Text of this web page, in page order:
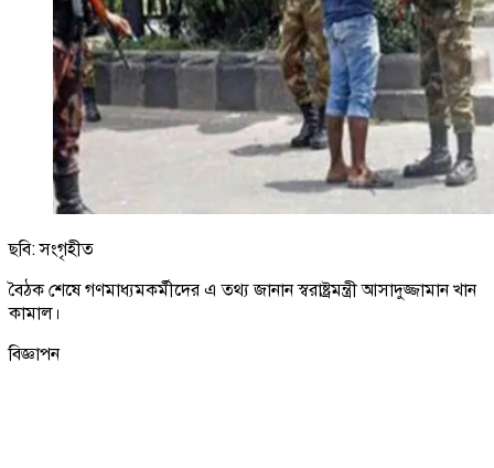
ছবি: সংগৃহীত
বৈঠক শেষে গণমাধ্যমকর্মীদের এ তথ্য জানান স্বরাষ্ট্রমন্ত্রী আসাদুজ্জামান খান
কামাল।
বিজ্ঞাপন